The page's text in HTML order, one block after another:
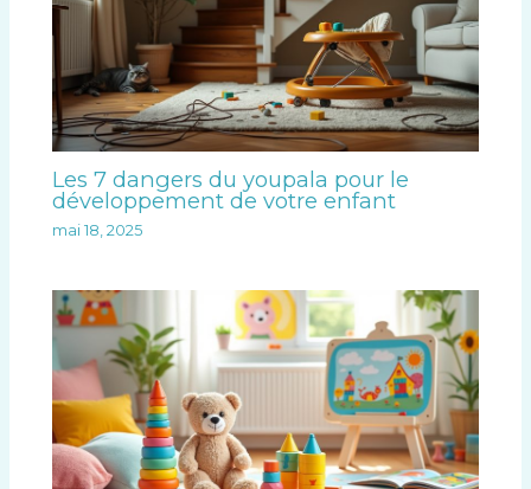
Les 7 dangers du youpala pour le
développement de votre enfant
mai 18, 2025